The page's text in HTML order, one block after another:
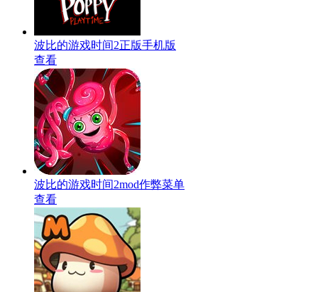
波比的游戏时间2正版手机版
查看
波比的游戏时间2mod作弊菜单
查看